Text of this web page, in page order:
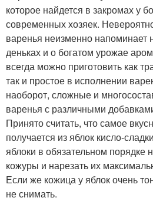
которое найдется в закромах у
современных хозяек.
варенья неизменно напоминает
деньках и о богатом урожае
всегда можно приготовить как
так и простое в исполнении
наоборот, сложные и
варенья с различными
Принято считать, что самое
получается из яблок кисло-
яблоки в обязательном порядке
кожуры и нарезать их
Если же кожица у яблок очень
не снимать.